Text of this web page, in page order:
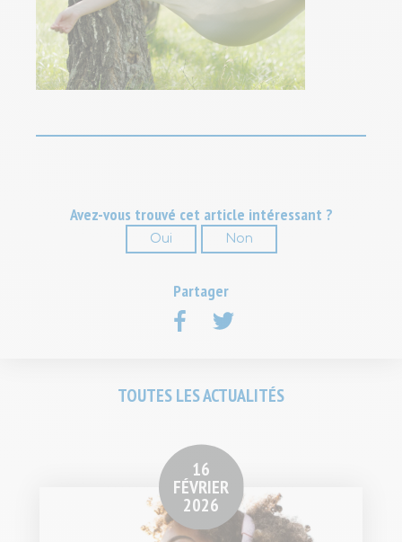
Avez-vous trouvé cet article intéressant ?
Oui Non
Partager
sur
Facebook
sur
Twitter
TOUTES LES ACTUALITÉS
16
FÉVRIER
2026